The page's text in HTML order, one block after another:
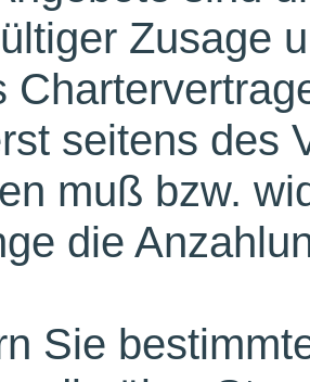
Zusage
seitens des
muß bzw.
die
Sie